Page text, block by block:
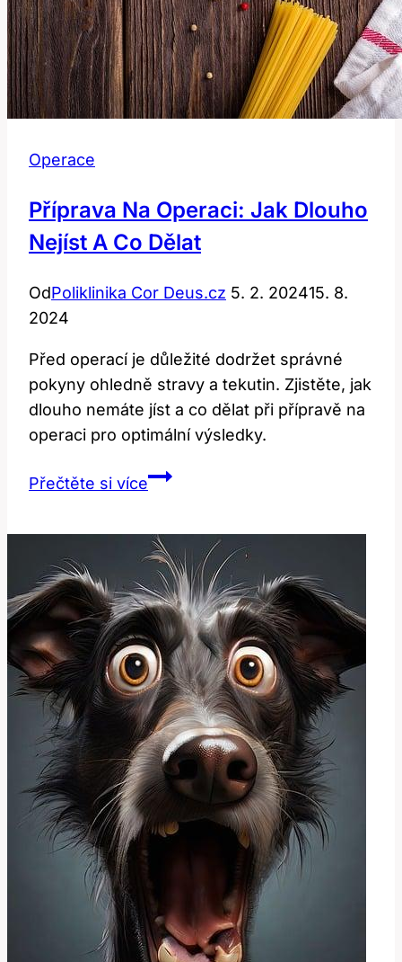
Operace
Příprava Na Operaci: Jak Dlouho
Nejíst A Co Dělat
OdPoliklinika Cor Deus.cz 5. 2. 202415. 8.
2024
Před operací je důležité dodržet správné
pokyny ohledně stravy a tekutin. Zjistěte, jak
dlouho nemáte jíst a co dělat při přípravě na
operaci pro optimální výsledky.
Přečtěte si vícePříprava
Jak
Dlouho
Nejíst
a
Co
Dělat